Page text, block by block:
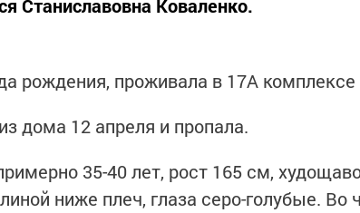
Станиславовна Коваленко.
рождения, проживала в 17А
дома 12 апреля и пропала.
35-40 лет, рост 165 см,
ниже плеч, глаза серо-голубые. Во